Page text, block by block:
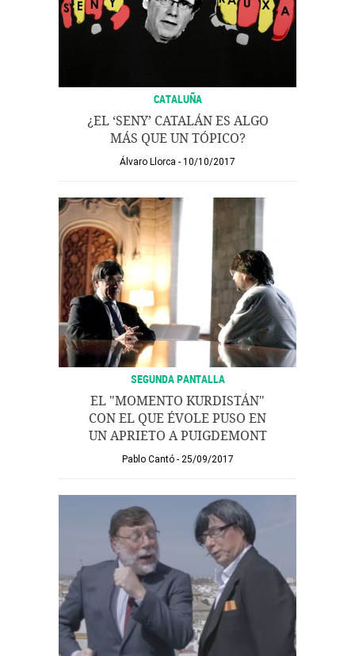
CATALUÑA
¿EL ‘SENY’ CATALÁN ES ALGO
MÁS QUE UN TÓPICO?
Álvaro Llorca 10/10/2017
SEGUNDA PANTALLA
EL "MOMENTO KURDISTÁN"
CON EL QUE ÉVOLE PUSO EN
UN APRIETO A PUIGDEMONT
Pablo Cantó 25/09/2017